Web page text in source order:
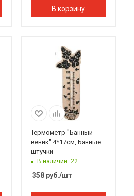
В корзину
Термометр "Банный
веник" 4*17см, Банные
штучки
В наличии: 22
358руб./шт